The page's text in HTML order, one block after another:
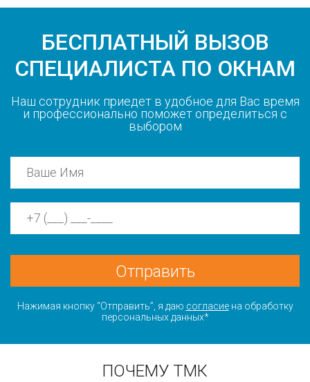
БЕСПЛАТНЫЙ ВЫЗОВ
СПЕЦИАЛИСТА ПО ОКНАМ
Наш сотрудник приедет в удобное для Вас время
и профессионально поможет определиться с
выбором
Отправить
Нажимая кнопку “Отправить”, я даю согласиена обработку
персональных данных*
ПОЧЕМУ ТМК